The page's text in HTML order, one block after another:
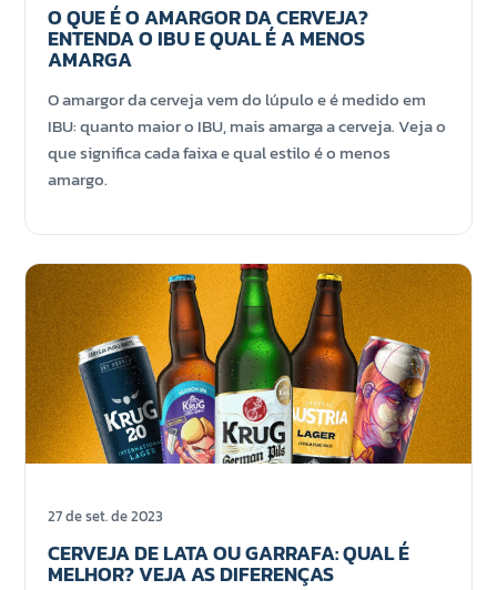
O QUE É O AMARGOR DA CERVEJA?
ENTENDA O IBU E QUAL É A MENOS
AMARGA
O amargor da cerveja vem do lúpulo e é medido em
IBU: quanto maior o IBU, mais amarga a cerveja. Veja o
que significa cada faixa e qual estilo é o menos
amargo.
27 de set. de 2023
CERVEJA DE LATA OU GARRAFA: QUAL É
MELHOR? VEJA AS DIFERENÇAS